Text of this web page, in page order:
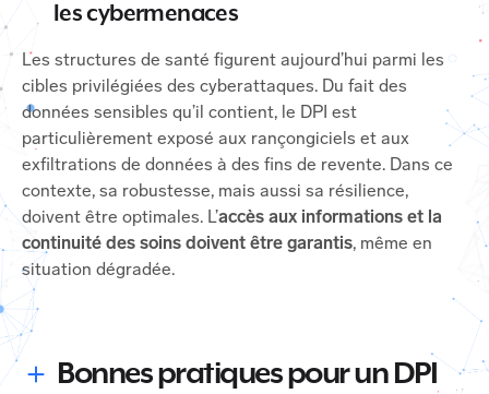
les cybermenaces
Les structures de santé figurent aujourd’hui parmi les
cibles privilégiées des cyberattaques. Du fait des
données sensibles qu’il contient, le DPI est
particulièrement exposé aux rançongiciels et aux
exfiltrations de données à des fins de revente. Dans ce
contexte, sa robustesse, mais aussi sa résilience,
doivent être optimales. L’accès aux informations et la
continuité des soins doivent être garantis, même en
situation dégradée.
Bonnes pratiques pour un DPI